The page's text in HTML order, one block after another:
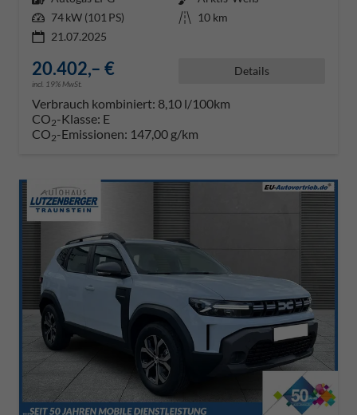
Leistung 74 kW (101 PS) Kilometerstand 10 km
21.07.2025
20.402,– €
incl. 19% MwSt.
Details
Verbrauch kombiniert: 8,10 l/100km
CO2-Klasse: E
CO2-Emissionen: 147,00 g/km